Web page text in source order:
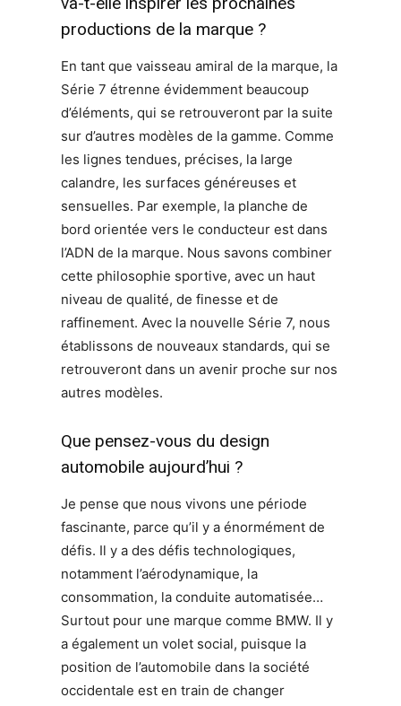
productions de la marque ?
En tant que vaisseau amiral de la marque, la
Série 7 étrenne évidemment beaucoup
d’éléments, qui se retrouveront par la suite
sur d’autres modèles de la gamme. Comme
les lignes tendues, précises, la large
calandre, les surfaces généreuses et
sensuelles. Par exemple, la planche de
bord orientée vers le conducteur est dans
l’ADN de la marque. Nous savons combiner
cette philosophie sportive, avec un haut
niveau de qualité, de finesse et de
raffinement. Avec la nouvelle Série 7, nous
établissons de nouveaux standards, qui se
retrouveront dans un avenir proche sur nos
autres modèles.
Que pensez-vous du design
automobile aujourd’hui ?
Je pense que nous vivons une période
fascinante, parce qu’il y a énormément de
défis. Il y a des défis technologiques,
notamment l’aérodynamique, la
consommation, la conduite automatisée…
Surtout pour une marque comme BMW. Il y
a également un volet social, puisque la
position de l’automobile dans la société
occidentale est en train de changer